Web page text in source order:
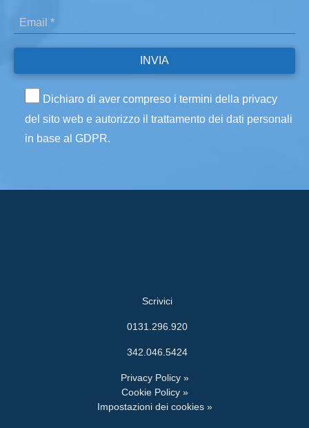
Dichiaro di aver compreso i termini della privacy
del sito web e autorizzo il trattamento dei dati personali
in base al GDPR.
Scrivici
0131.296.920
342.046.5424
Privacy Policy »
Cookie Policy »
Impostazioni dei cookies »